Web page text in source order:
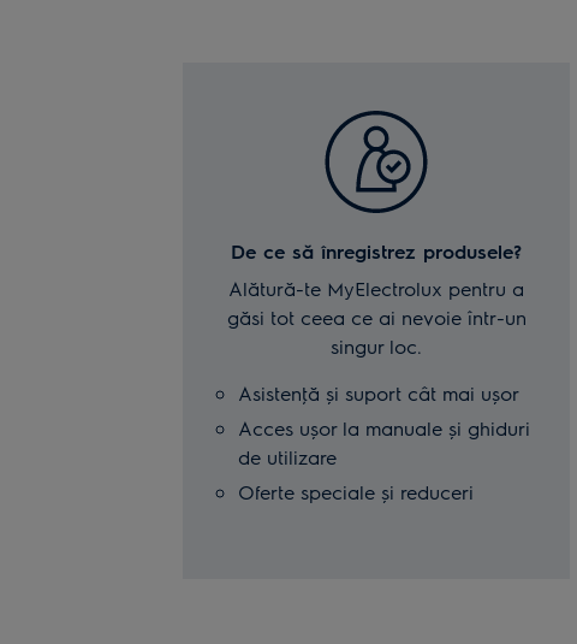
De ce să înregistrez produsele?
Alătură-te MyElectrolux pentru a
găsi tot ceea ce ai nevoie într-un
singur loc.
Asistenţă și suport cât mai ușor
Acces ușor la manuale și ghiduri
de utilizare
Oferte speciale și reduceri